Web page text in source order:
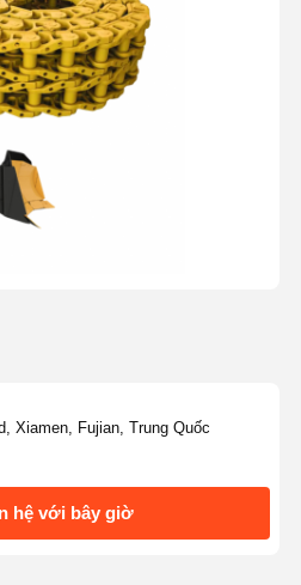
Xiamen, Fujian, Trung Quốc
hệ với bây giờ